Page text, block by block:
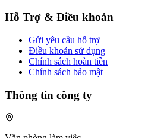
Hỗ Trợ & Điều khoản
Gửi yêu cầu hỗ trợ
Điều khoản sử dụng
Chính sách hoàn tiền
Chính sách bảo mật
Thông tin công ty